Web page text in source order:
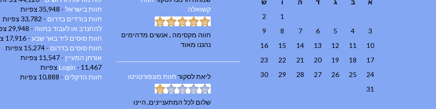
חוות בישראל - 35,948 צפיות
חוות בודדים בדרום - 33,782 צפיות
להתנדב או לעבוד בחווה - 29,948 צפיות
חוות סוסים ליד באר שבע - 17,916 צפיות
חוות סוסים בדרום - 15,274 צפיות
אורחן המעיין - 11,547 צפיות
Login - 11,467 צפיות
חוות הדקלים - 10,888 צפיות
קשואלה
חווה מקסימה , אנשים מדהימים
נהננו מאוד
ליאתלסקור חוות מונפורטויטו
שלום לכל המתעניינים, היינו
א
ב ג ד ה ו
ש
1
2
3
4
5
6
7
8
9
10
11
12
13
14
15
16
17
18
19
20
21
22
23
24
25
26
27
28
29
30
31